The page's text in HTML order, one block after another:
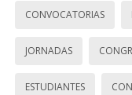
CONVOCATORIAS
JORNADAS
ESTUDIANTES